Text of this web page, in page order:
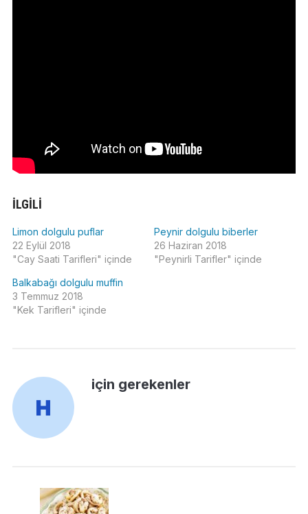
İLGILI
Limon dolgulu puflar
22 Eylül 2018
"Cay Saati Tarifleri" içinde
Peynir dolgulu biberler
26 Haziran 2018
"Peynirli Tarifler" içinde
Balkabağı dolgulu muffin
3 Temmuz 2018
"Kek Tarifleri" içinde
için gerekenler